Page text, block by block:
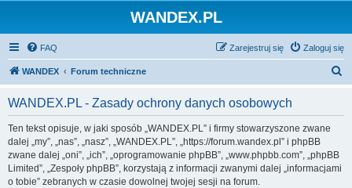
WANDEX.PL
FAQ Zaloguj się
Zarejestruj się
WANDEX Forum techniczne
WANDEX.PL - Zasady ochrony danych osobowych
Ten tekst opisuje, w jaki sposób „WANDEX.PL” i firmy stowarzyszone zwane
dalej „my”, „nas”, „nasz”, „WANDEX.PL”, „https://forum.wandex.pl” i phpBB
zwane dalej „oni”, „ich”, „oprogramowanie phpBB”, „www.phpbb.com”, „phpBB
Limited”, „Zespoły phpBB”, korzystają z informacji zwanymi dalej „informacjami
o tobie” zebranych w czasie dowolnej twojej sesji na forum.